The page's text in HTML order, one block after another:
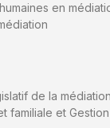
en
de la
familiale et